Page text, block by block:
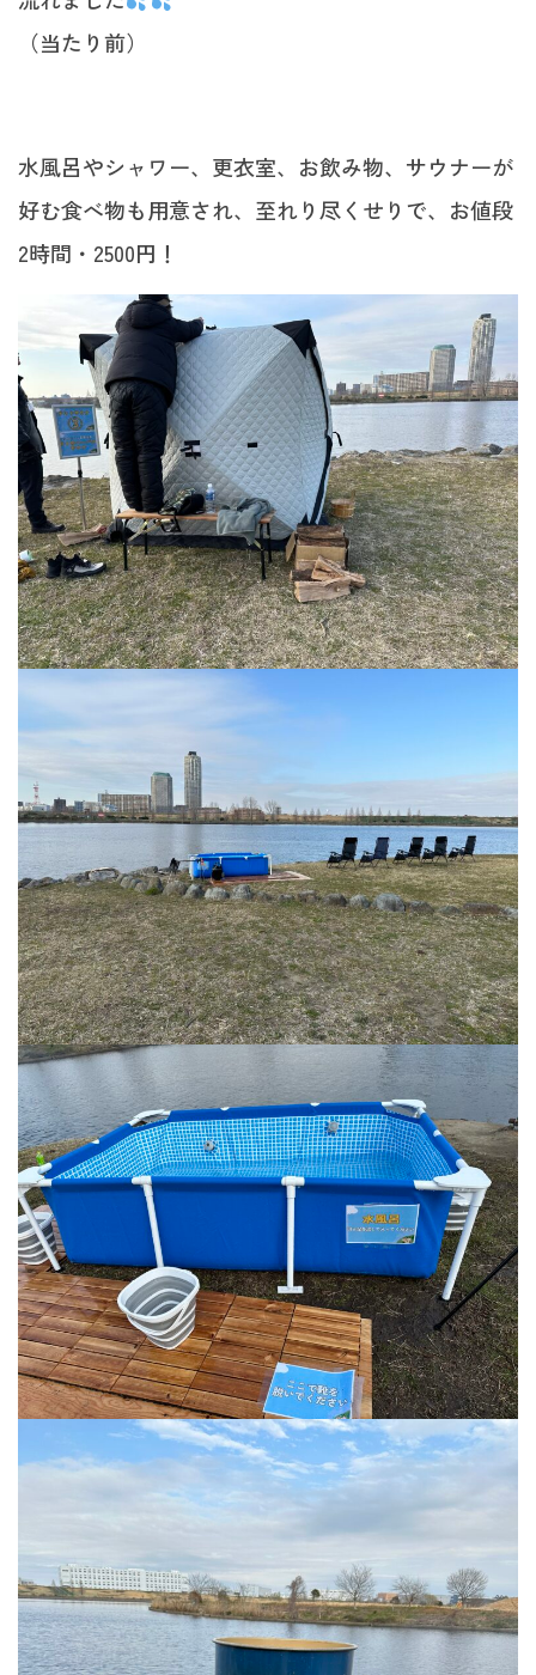
（当たり前）
水風呂やシャワー、更衣室、お飲み物、サウナーが
好む食べ物も用意され、至れり尽くせりで、お値段
2時間・2500円！